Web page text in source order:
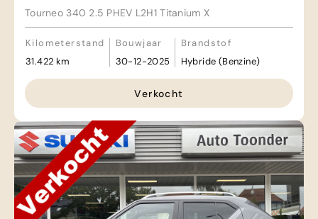
Tourneo 340 2.5 PHEV L2H1 Titanium X
Kilometerstand
31.422 km
Bouwjaar
30-12-2025
Brandstof
Hybride (Benzine)
Verkocht